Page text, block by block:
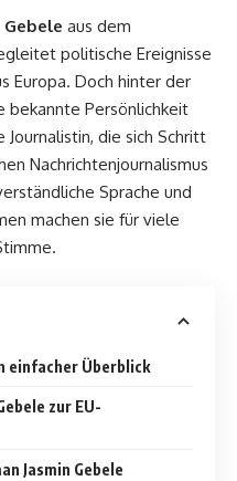
Gebele aus dem
politische Ereignisse
Europa. Doch hinter der
bekannte Persönlichkeit
Journalistin, die sich Schritt
Nachrichtenjournalismus
Sprache und
machen sie für viele
einfacher Überblick
zur EU-
Jasmin Gebele